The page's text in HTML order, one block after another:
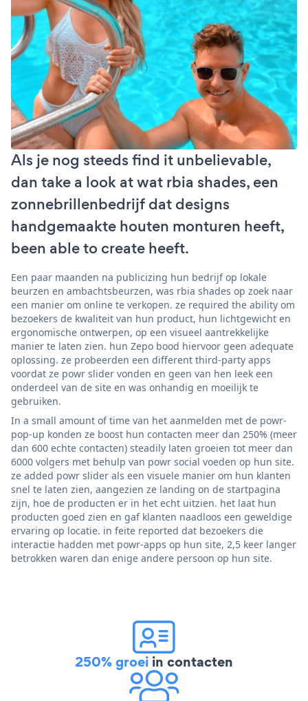
Als je nog steeds find it unbelievable,
dan take a look at wat rbia shades, een
zonnebrillenbedrijf dat designs
handgemaakte houten monturen heeft,
been able to create heeft.
Een paar maanden na publicizing hun bedrijf op lokale
beurzen en ambachtsbeurzen, was rbia shades op zoek naar
een manier om online te verkopen. ze required the ability om
bezoekers de kwaliteit van hun product, hun lichtgewicht en
ergonomische ontwerpen, op een visueel aantrekkelijke
manier te laten zien. hun Zepo bood hiervoor geen adequate
oplossing. ze probeerden een different third-party apps
voordat ze powr slider vonden en geen van hen leek een
onderdeel van de site en was onhandig en moeilijk te
gebruiken.
In a small amount of time van het aanmelden met de powr-
pop-up konden ze boost hun contacten meer dan 250% (meer
dan 600 echte contacten) steadily laten groeien tot meer dan
6000 volgers met behulp van powr social voeden op hun site.
ze added powr slider als een visuele manier om hun klanten
snel te laten zien, aangezien ze landing on de startpagina
zijn, hoe de producten er in het echt uitzien. het laat hun
producten goed zien en gaf klanten naadloos een geweldige
ervaring op locatie. in feite reported dat bezoekers die
interactie hadden met powr-apps op hun site, 2,5 keer langer
betrokken waren dan enige andere persoon op hun site.
250% groei in contacten